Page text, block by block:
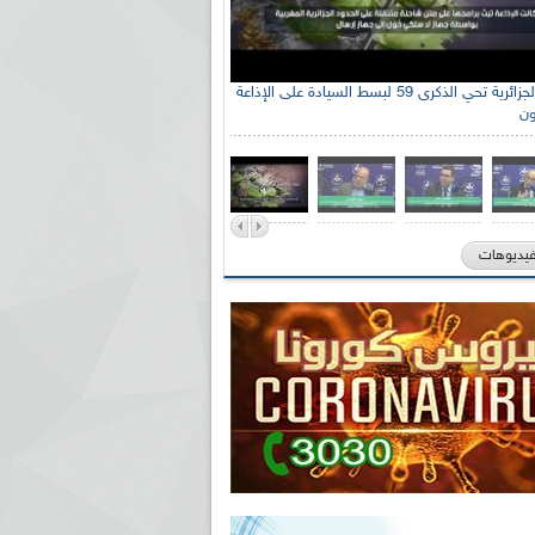
الإذاعة الجزائرية تحي الذكرى 59 لبسط السيادة على الإذاعة